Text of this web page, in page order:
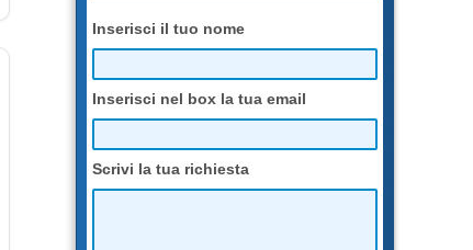
Inserisci il tuo nome
Inserisci nel box la tua email
Scrivi la tua richiesta